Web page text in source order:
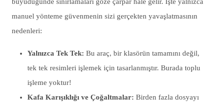
büyüdüğünde sınırlamaları göze çarpar hale gelir. İşte yalnızca
manuel yönteme güvenmenin sizi gerçekten yavaşlatmasının
nedenleri:
Yalnızca Tek Tek: Bu araç, bir klasörün tamamını değil,
tek tek resimleri işlemek için tasarlanmıştır. Burada toplu
işleme yoktur!
Kafa Karışıklığı ve Çoğaltmalar: Birden fazla dosyayı